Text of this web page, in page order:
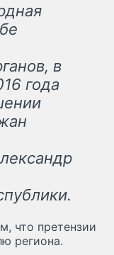
в
года
что претензии
региона.